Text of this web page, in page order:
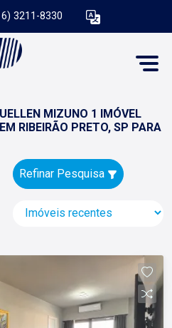
3211-8330
MIZUNO 1 IMÓVEL
RIBEIRÃO PRETO, SP PARA
Refinar Pesquisa